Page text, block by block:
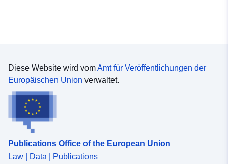
Diese Website wird vomAmt für Veröffentlichungen der
Europäischen Union verwaltet.
Publications Office of the European Union
Law | Data | Publications